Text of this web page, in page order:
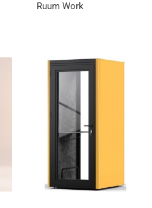
Ruum Work